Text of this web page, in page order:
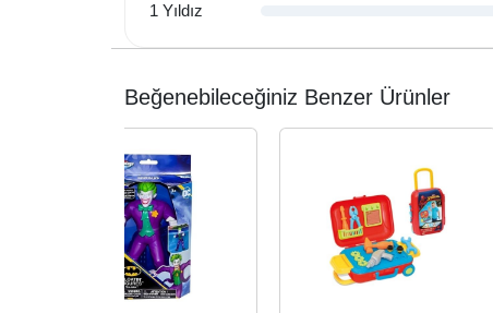
1 Yıldız
Beğenebileceğiniz Benzer Ürünler